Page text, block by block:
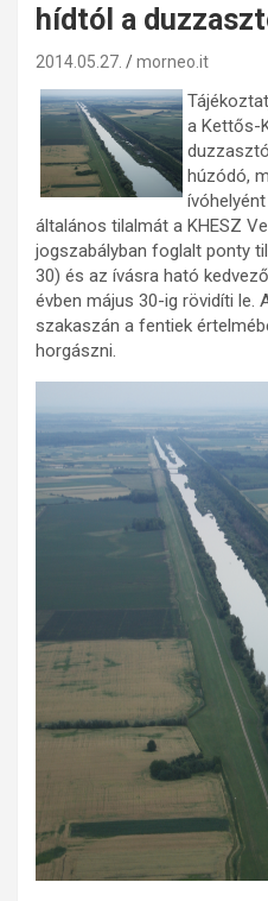
hídtól a
2014.05.27. morneo.it
a Kettős-
húzódó,
általános tilalmát a KHESZ
jogszabályban foglalt ponty
30) és az ívásra ható
évben május 30-ig rövidíti le.
szakaszán a fentiek
horgászni.